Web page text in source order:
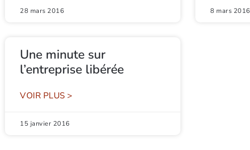
28 mars 2016 8 mars 2016
Une minute sur
l’entreprise libérée
VOIR PLUS >
15 janvier 2016